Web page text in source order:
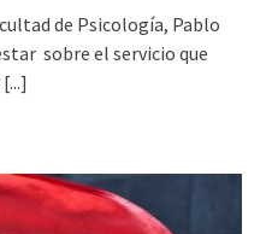
de Psicología, Pablo
sobre el servicio que
[...]